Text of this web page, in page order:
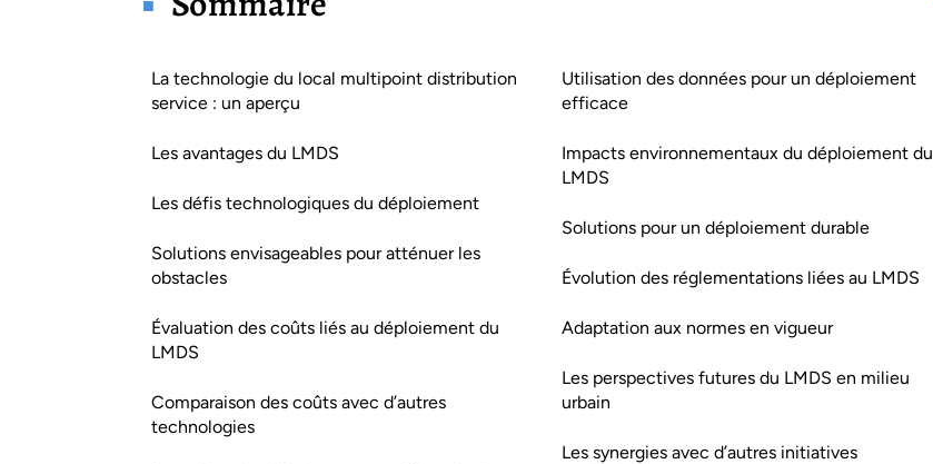
La technologie du local multipoint distribution
service : un aperçu
Les avantages du LMDS
Les défis technologiques du déploiement
Solutions envisageables pour atténuer les
obstacles
Évaluation des coûts liés au déploiement du
LMDS
Comparaison des coûts avec d’autres
technologies
Utilisation des données pour un déploiement
efficace
Impacts environnementaux du déploiement du
LMDS
Solutions pour un déploiement durable
Évolution des réglementations liées au LMDS
Adaptation aux normes en vigueur
Les perspectives futures du LMDS en milieu
urbain
Les synergies avec d’autres initiatives